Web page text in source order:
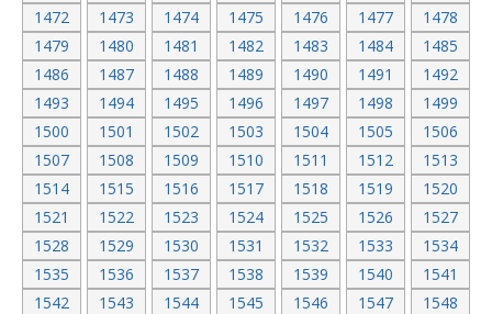
1472
1473 1474 1475 1476 1477
1478
1479
1480 1481 1482 1483 1484
1485
1486
1487 1488 1489 1490 1491
1492
1493
1494 1495 1496 1497 1498
1499
1500
1501 1502 1503 1504 1505
1506
1507
1508 1509 1510 1511 1512
1513
1514
1515 1516 1517 1518 1519
1520
1521
1522 1523 1524 1525 1526
1527
1528
1529 1530 1531 1532 1533
1534
1535
1536 1537 1538 1539 1540
1541
1542
1543 1544 1545 1546 1547
1548